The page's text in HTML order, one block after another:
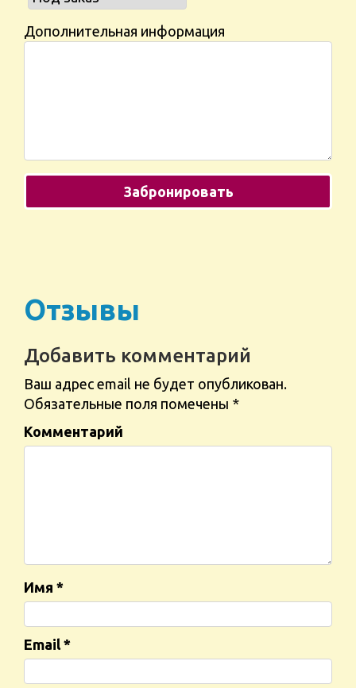
Дополнительная информация
Отзывы
Добавить комментарий
Ваш адрес email не будет опубликован.
Обязательные поля помечены *
Комментарий
Имя *
Email *